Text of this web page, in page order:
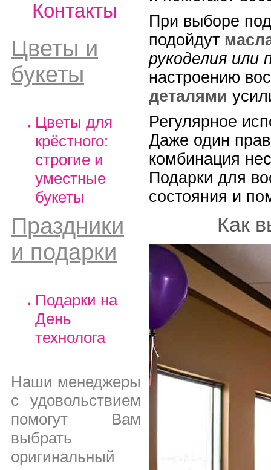
Контакты
Цветы и
букеты
Цветы для
крёстного:
строгие и
уместные
букеты
Праздники
и подарки
Подарки на
День
технолога
Наши менеджеры
с удовольствием
помогут Вам
выбрать
оригинальный
При выборе
подойдут
рукоделия или
настроению
деталями
Регулярное
Даже один
комбинация
Подарки для
состояния и
Как